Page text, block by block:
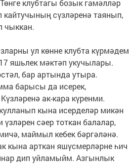
клубтагы бозык гамәлләр
сүзләренә таянып,
чыккан.
ул көнне клубта күрмәдем
яшьлек мәктәп укучылары.
бар артында утыра.
барысы да исерек,
ак-кара күренми.
кына исерделәр микән
сәер тоткан балалар,
маймыл кебек бәргәләнә.
кына арткан яшүсмерләрне һич
дип уйламыйм. Азгынлык